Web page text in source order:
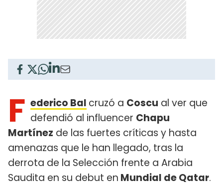
F ederico Bal cruzó a Coscu al ver que
defendió al influencer Chapu
Martínez de las fuertes críticas y hasta
amenazas que le han llegado, tras la
derrota de la Selección frente a Arabia
Saudita en su debut en Mundial de Qatar.